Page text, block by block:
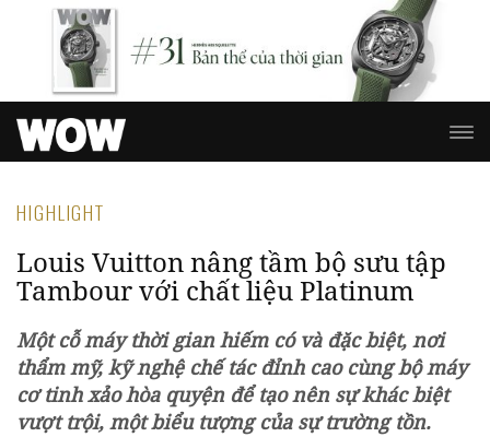
HIGHLIGHT
Louis Vuitton nâng tầm bộ sưu tập
Tambour với chất liệu Platinum
Một cỗ máy thời gian hiếm có và đặc biệt, nơi
thẩm mỹ, kỹ nghệ chế tác đỉnh cao cùng bộ máy
cơ tinh xảo hòa quyện để tạo nên sự khác biệt
vượt trội, một biểu tượng của sự trường tồn.